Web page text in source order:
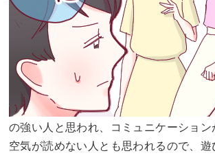
の強い人と思われ、コミュニケーション
空気が読めない人とも思われるので、